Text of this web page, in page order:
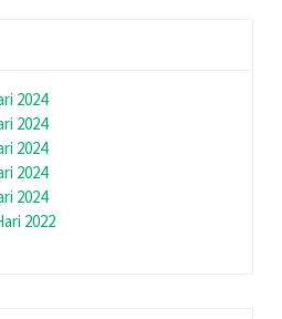
2024
2024
2024
2024
2024
2022